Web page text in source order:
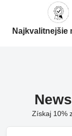
Najkvalitnejšie
Získaj 10%